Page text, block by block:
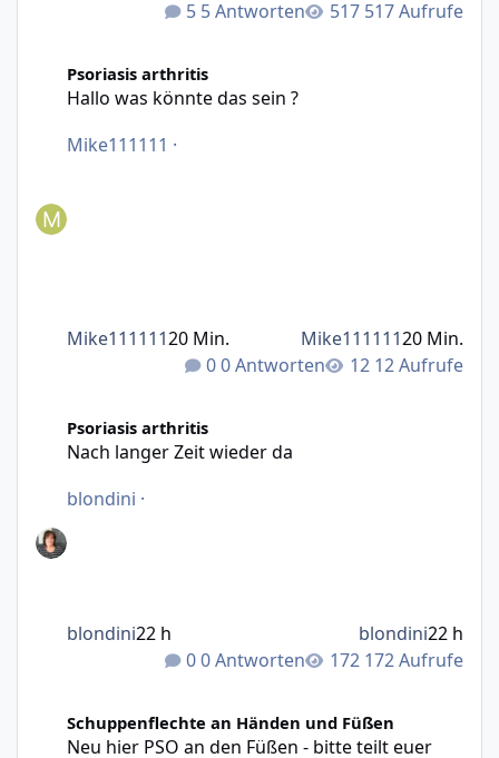
5 Antworten
517 Aufrufe
Psoriasis arthritis
Hallo was könnte das sein ?
Mike111111 ·
0 Antworten 12 Aufrufe
Mike11111120 Min. Mike11111120 Min.
Psoriasis arthritis
Nach langer Zeit wieder da
blondini ·
0 Antworten 172 Aufrufe
blondini22 h blondini22 h
Schuppenflechte an Händen und Füßen
Neu hier PSO an den Füßen - bitte teilt euer